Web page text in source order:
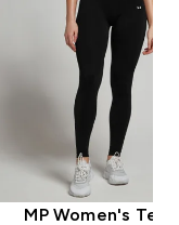
MP Women's